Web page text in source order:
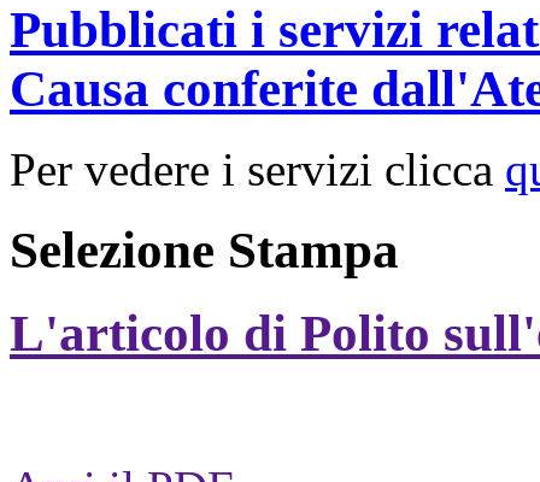
Pubblicati i servizi
Causa conferite
Per vedere i servizi clicca
Selezione Stampa
L'articolo di Polito